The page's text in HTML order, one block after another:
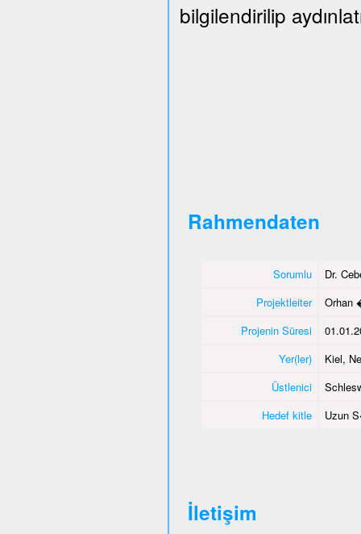
bilgilendirilip
Rahmendaten
Sorumlu
Dr.
Projektleiter
Orhan
Projenin Süresi
Yer(ler)
Kiel,
Üstlenici
Hedef kitle
Uzun
İletişim